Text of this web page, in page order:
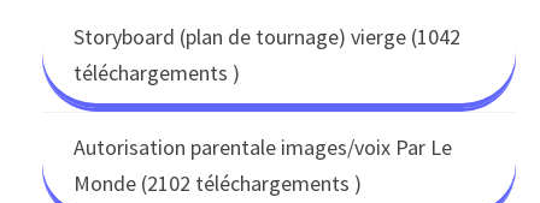
Storyboard (plan de tournage) vierge (1042
téléchargements )
Autorisation parentale images/voix Par Le
Monde (2102 téléchargements )